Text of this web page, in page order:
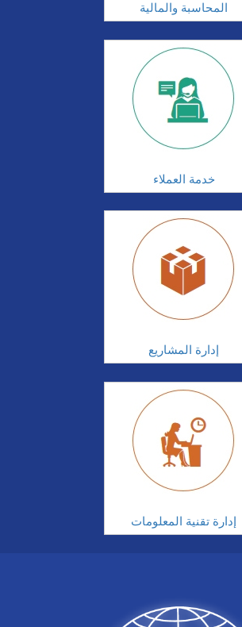
المحاسبة والمالية
خدمة العملاء
إدارة المشاريع
إدارة تقنية المعلومات